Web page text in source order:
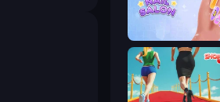
Nail Salon